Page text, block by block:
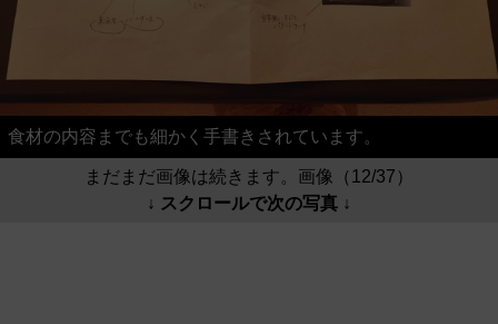
食材の内容までも細かく手書きされています。
まだまだ画像は続きます。画像（12/37）
↓ スクロールで次の写真 ↓